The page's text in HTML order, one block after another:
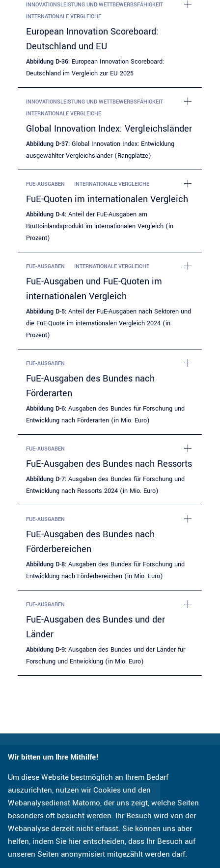
Wir bitten um Ihre Mithilfe!
Um diese Website bestmöglich an Ihrem Bedarf
auszurichten, nutzen wir Cookies und den
Webanalysedienst Matomo, der uns zeigt, welche Seiten
besonders oft besucht werden. Ihr Besuch wird von der
Webanalyse derzeit nicht erfasst. Sie können uns aber
helfen, indem Sie hier entscheiden, dass Ihr Besuch auf
unseren Seiten anonymisiert mitgezählt werden darf.
INNOVATIONSLEISTUNG UND WETTBEWERBSFÄHIGKEIT
INTERNATIONALE VERGLEICHE
European Innovation Scoreboard:
Deutschland und EU
Abbildung D-36: European Innovation Scoreboard:
Deutschland im Vergleich zur EU 2025
INNOVATIONSLEISTUNG UND WETTBEWERBSFÄHIGKEIT
INTERNATIONALE VERGLEICHE
Global Innovation Index: Vergleichsländer
Abbildung D-37: Global Innovation Index: Entwicklung
ausgewählter Vergleichsländer (Rangplätze)
FUE-AUSGABEN INTERNATIONALE VERGLEICHE
FuE-Quoten im internationalen Vergleich
Abbildung D-4: Anteil der FuE-Ausgaben am
Bruttoinlandsprodukt im internationalen Vergleich (in
Prozent)
FUE-AUSGABEN INTERNATIONALE VERGLEICHE
FuE-Ausgaben und FuE-Quoten im
internationalen Vergleich
Abbildung D-5: Anteil der FuE-Ausgaben nach Sektoren und
die FuE-Quote im internationalen Vergleich 2024 (in
Prozent)
FUE-AUSGABEN
FuE-Ausgaben des Bundes nach
Förderarten
Abbildung D-6: Ausgaben des Bundes für Forschung und
Entwicklung nach Förderarten (in Mio. Euro)
FUE-AUSGABEN
FuE-Ausgaben des Bundes nach Ressorts
Abbildung D-7: Ausgaben des Bundes für Forschung und
Entwicklung nach Ressorts 2024 (in Mio. Euro)
FUE-AUSGABEN
FuE-Ausgaben des Bundes nach
Förderbereichen
Abbildung D-8: Ausgaben des Bundes für Forschung und
Entwicklung nach Förderbereichen (in Mio. Euro)
FUE-AUSGABEN
FuE-Ausgaben des Bundes und der
Länder
Abbildung D-9: Ausgaben des Bundes und der Länder für
Forschung und Entwicklung (in Mio. Euro)